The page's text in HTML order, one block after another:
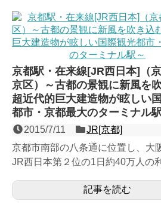
京都駅・在来線[JR西日本]（
京区）～古都の景観に新風を
超近代的巨大建造物が眩しい
都市・京都最大のターミナル
2015/7/11
JR[京都]
京都市南部の八条通に位置し、大
JR西日本第２位の1日約40万人の
ーミナル。在来線...記事を読む